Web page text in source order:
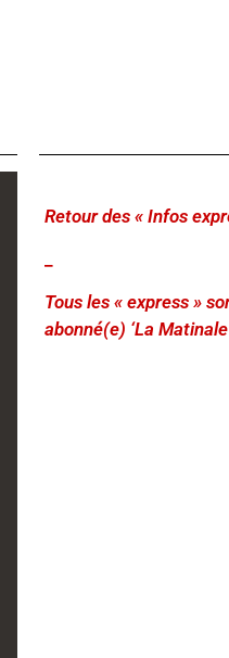
Retour des « Infos
Tous les « express »
abonné(e) ‘La